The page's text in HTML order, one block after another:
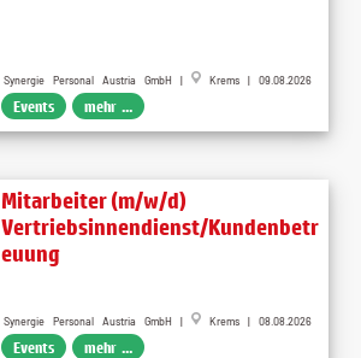
Synergie Personal Austria GmbH | Krems | 09.08.2026
Events mehr ...
Mitarbeiter (m/w/d)
Vertriebsinnendienst/Kundenbetr
euung
Synergie Personal Austria GmbH | Krems | 08.08.2026
Events mehr ...